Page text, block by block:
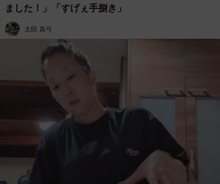
ました！」「すげぇ手捌き」
太田 真弓